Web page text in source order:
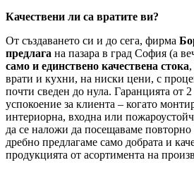
Качествени ли са вратите ви?
От създаването си и до сега, фирма
предлага на пазара в град София (а
само и единствено качествена стока
врати и кухни, на ниски цени, с
почти сведен до нула. Гаранцията от
успокоение за клиента – когато
интериорна, входна или
да се наложи да посещаваме
дребно предлагаме само добрата и
продукцията от асортимента на